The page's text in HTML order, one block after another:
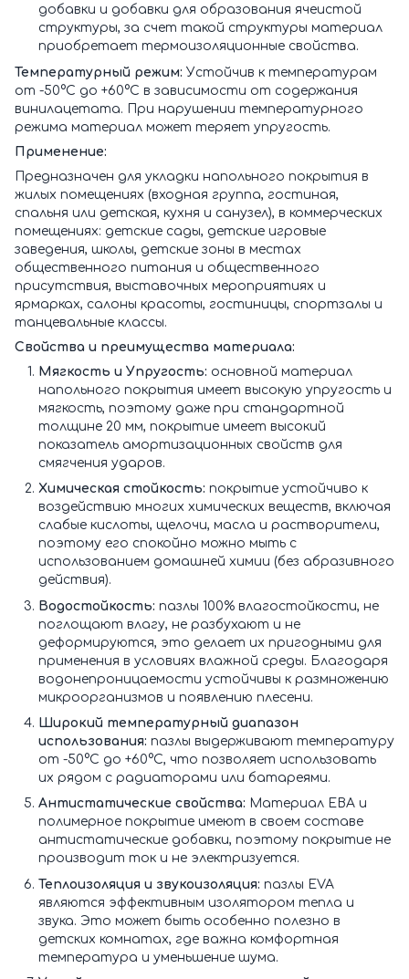
добавки и добавки для образования ячеистой
структуры, за счет такой структуры материал
приобретает термоизоляционные свойства.
Температурный режим: Устойчив к температурам
от -50°C до +60°C в зависимости от содержания
винилацетата. При нарушении температурного
режима материал может теряет упругость.
Применение:
Предназначен для укладки напольного покрытия в
жилых помещениях (входная группа, гостиная,
спальня или детская, кухня и санузел), в коммерческих
помещениях: детские сады, детские игровые
заведения, школы, детские зоны в местах
общественного питания и общественного
присутствия, выставочных мероприятиях и
ярмарках, салоны красоты, гостиницы, спортзалы и
танцевальные классы.
Свойства и преимущества материала:
Мягкость и Упругость: основной материал
напольного покрытия имеет высокую упругость и
мягкость, поэтому даже при стандартной
толщине 20 мм, покрытие имеет высокий
показатель амортизационных свойств для
смягчения ударов.
Химическая стойкость: покрытие устойчиво к
воздействию многих химических веществ, включая
слабые кислоты, щелочи, масла и растворители,
поэтому его спокойно можно мыть с
использованием домашней химии (без абразивного
действия).
Водостойкость: пазлы 100% влагостойкости, не
поглощают влагу, не разбухают и не
деформируются, это делает их пригодными для
применения в условиях влажной среды. Благодаря
водонепроницаемости устойчивы к размножению
микроорганизмов и появлению плесени.
Широкий температурный диапазон
использования: пазлы выдерживают температуру
от -50°С до +60°С, что позволяет использовать
их рядом с радиаторами или батареями.
Антистатические свойства: Материал ЕВА и
полимерное покрытие имеют в своем составе
антистатические добавки, поэтому покрытие не
производит ток и не электризуется.
Теплоизоляция и звукоизоляция: пазлы EVA
являются эффективным изолятором тепла и
звука. Это может быть особенно полезно в
детских комнатах, где важна комфортная
температура и уменьшение шума.